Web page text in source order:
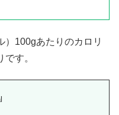
）100gあたりのカロリ
す。